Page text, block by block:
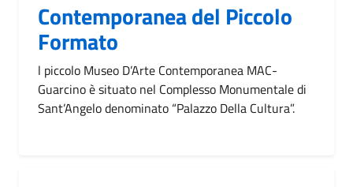
Contemporanea del Piccolo
Formato
l piccolo Museo D’Arte Contemporanea MAC-
Guarcino è situato nel Complesso Monumentale di
Sant’Angelo denominato “Palazzo Della Cultura”.